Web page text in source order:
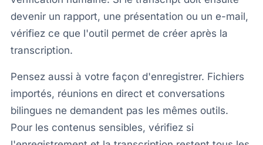
devenir un rapport, une présentation ou un e-mail,
vérifiez ce que l'outil permet de créer après la
transcription.
Pensez aussi à votre façon d'enregistrer. Fichiers
importés, réunions en direct et conversations
bilingues ne demandent pas les mêmes outils.
Pour les contenus sensibles, vérifiez si